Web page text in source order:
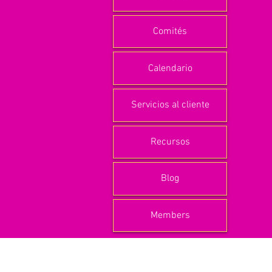
Comités
Calendario
Servicios al cliente
Recursos
Blog
Members